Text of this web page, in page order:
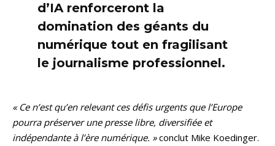
d’IA renforceront la
domination des géants du
numérique tout en fragilisant
le journalisme professionnel.
« Ce n’est qu’en relevant ces défis urgents que l’Europe
pourra préserver une presse libre, diversifiée et
indépendante à l’ère numérique. »conclut Mike Koedinger.